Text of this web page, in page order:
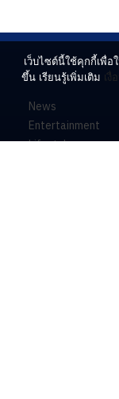
News
Entertainment
Lifestyle
เว็บไซต์นี้ใช้คุกกี้เพื่อ
ขึ้น เรียนรู้เพิ่มเติม เงื่